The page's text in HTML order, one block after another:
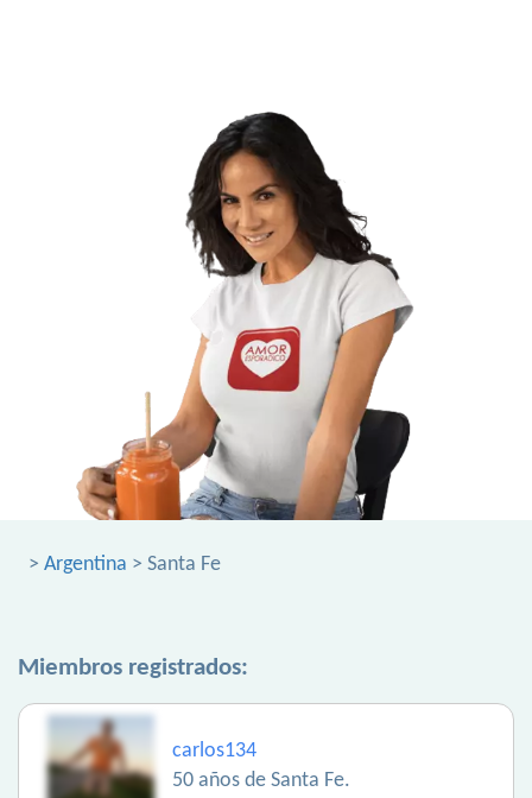
> Argentina > Santa Fe
Miembros registrados:
carlos134
50 años de Santa Fe.